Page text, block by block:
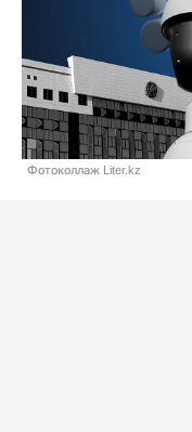
Фотоколлаж Liter.kz